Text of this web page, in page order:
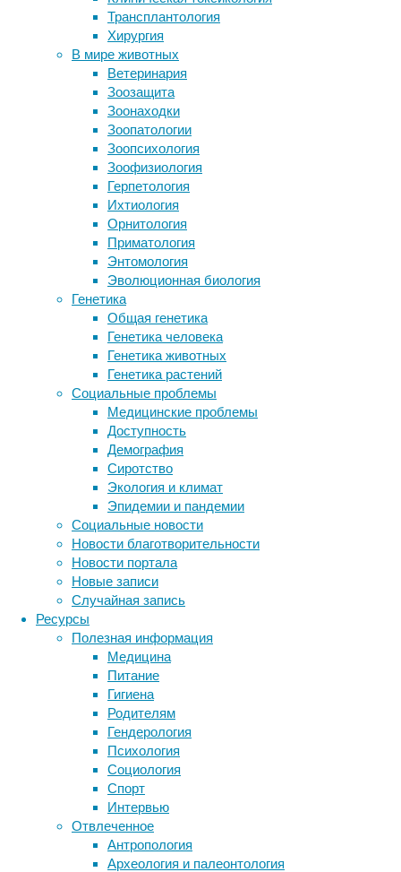
Трансплантология
Хирургия
В мире животных
Ветеринария
Зоозащита
Зоонаходки
Зоопатологии
Зоопсихология
Зоофизиология
Герпетология
Ихтиология
Орнитология
Приматология
Энтомология
Эволюционная биология
Генетика
Общая генетика
Генетика человека
Генетика животных
Генетика растений
Социальные проблемы
Медицинские проблемы
Доступность
Демография
Сиротство
Экология и климат
Эпидемии и пандемии
Социальные новости
Новости благотворительности
Новости портала
Новые записи
Случайная запись
Ресурсы
Полезная информация
Медицина
Питание
Гигиена
Родителям
Гендерология
Психология
Социология
Спорт
Интервью
Отвлеченное
Антропология
Археология и палеонтология
23:49
15/11/2019
акция,
благотворительность
знаменитости,
искусство,
музыка,
помощь,
фестиваль,
фонд
ноября
России
отмечается
День
матери,
честь
этого
события
фудмолле
«Депо.Москва»
впервые
пройдет
благотворительный
фестиваль
в
поддержку
фонда
Оксаны
Федоровой
«Спешите
делать
добро!»
больных раком
Четырехмесячные дети осознают
себя в пространстве и предметы,
приближающиеся к ним
Самки предпочли городских лягушек
лесным
Следите за новостями
Метки
ДНК бактерии
биотехнология
генетика
здоровье знания иммунитет